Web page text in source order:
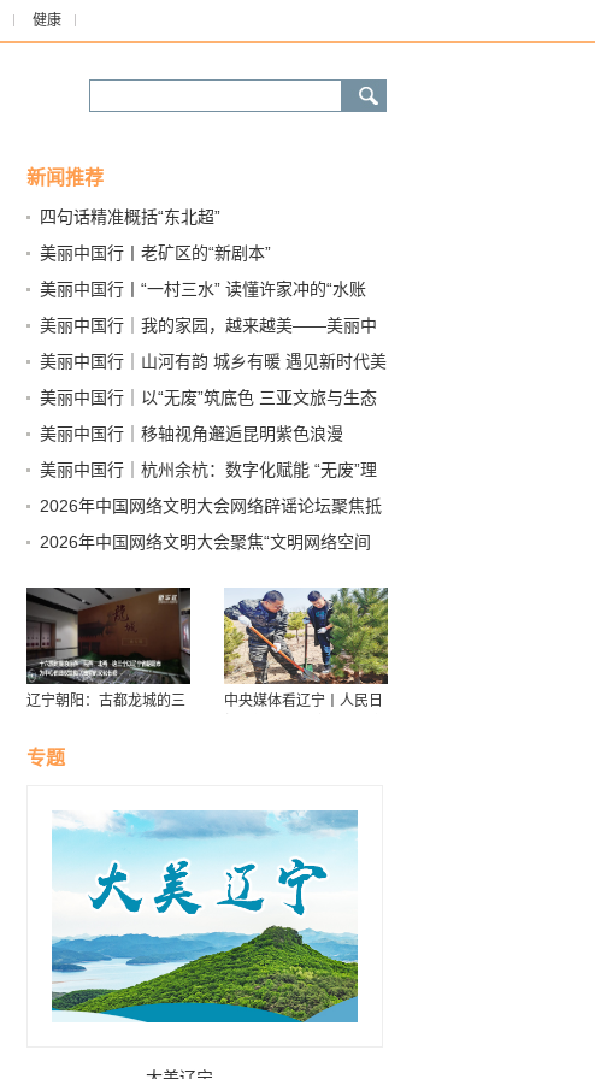
健康
新闻推荐
四句话精准概括“东北超”
美丽中国行丨老矿区的“新剧本”
美丽中国行丨“一村三水” 读懂许家冲的“水账
本”
美丽中国行｜我的家园，越来越美——美丽中
国建设成效观察
美丽中国行｜山河有韵 城乡有暖 遇见新时代美
丽中国
美丽中国行｜以“无废”筑底色 三亚文旅与生态
双向赋能
美丽中国行｜移轴视角邂逅昆明紫色浪漫
美丽中国行｜杭州余杭：数字化赋能 “无废”理
念融入日常生活
2026年中国网络文明大会网络辟谣论坛聚焦抵
制伪科普
2026年中国网络文明大会聚焦“文明网络空间
辽宁朝阳：古都龙城的三
中央媒体看辽宁丨人民日
专题